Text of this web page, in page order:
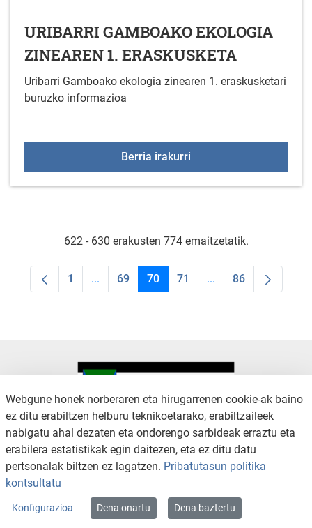
URIBARRI GAMBOAKO EKOLOGIA
ZINEAREN 1. ERASKUSKETA
Uribarri Gamboako ekologia zinearen 1. eraskusketari
buruzko informazioa
Berria irakurri
622 - 630 erakusten 774 emaitzetatik.
Orrialdea
1 ...Intermediate Pages Use TAB to navigate.
Orrialdea
69 Orrialdea
70 Orrialdea
71 ...Intermediate Pages
Orrialdea
86
KONTAKTUA
LEGE OHARRA
SALAKETA KANALA
PRIBATUTASUN POLITIKA
Copyright © 2026 / Excmo. arratzua | Todos los derechos reservados.
Webgune honek norberaren eta hirugarrenen cookie-ak baino
ez ditu erabiltzen helburu teknikoetarako, erabiltzaileek
nabigatu ahal dezaten eta ondorengo sarbideak erraztu eta
erabilera estatistikak egin daitezen, eta ez ditu datu
pertsonalak biltzen ez lagatzen. Pribatutasun politika
kontsultatu
Konfigurazioa Dena onartu Dena baztertu